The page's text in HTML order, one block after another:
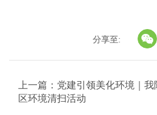
分享至:
上一篇：党建引领美化环境｜
区环境清扫活动